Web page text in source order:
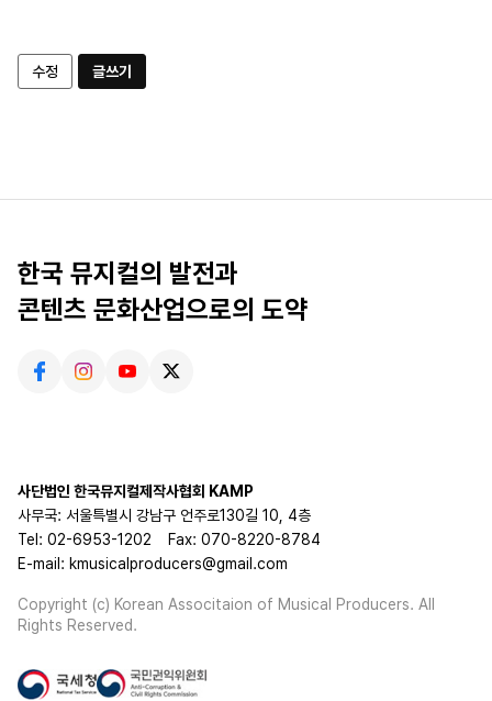
수정 글쓰기
한국 뮤지컬의 발전과
콘텐츠 문화산업으로의 도약
사단법인 한국뮤지컬제작사협회 KAMP
사무국: 서울특별시 강남구 언주로130길 10, 4층
Tel: 02-6953-1202
Fax: 070-8220-8784
E-mail: kmusicalproducers@gmail.com
Copyright (c) Korean Associtaion of Musical Producers. All
Rights Reserved.